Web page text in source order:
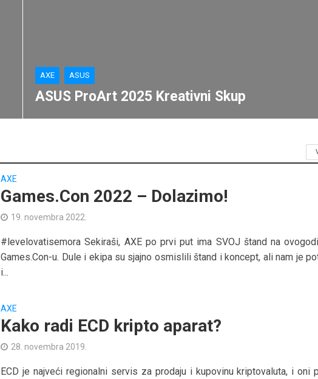
AXE ASUS
ASUS ProArt 2025 Kreativni Skup
AXE
Games.Con 2022 – Dolazimo!
19. novembra 2022.
#levelovatisemora Sekiraši, AXE po prvi put ima SVOJ štand na
Games.Con-u. Dule i ekipa su sjajno osmislili štand i koncept, ali nam je
i...
AXE
Kako radi ECD kripto aparat?
28. novembra 2019.
ECD je najveći regionalni servis za prodaju i kupovinu kriptovaluta, i oni